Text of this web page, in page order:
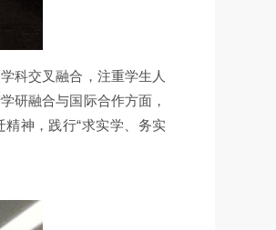
科交叉融合，注重学生人
研融合与国际合作方面，
神，践行“求实学、务实